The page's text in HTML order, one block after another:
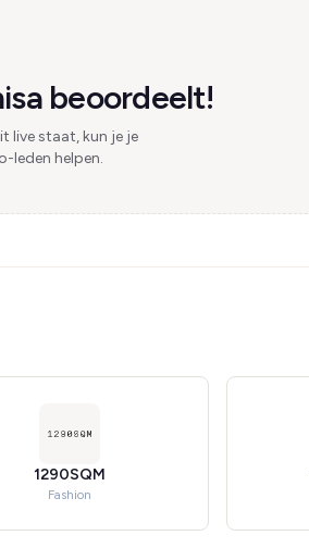
beoordeelt!
live staat, kun je je
leden helpen.
1290SQM
Fashion